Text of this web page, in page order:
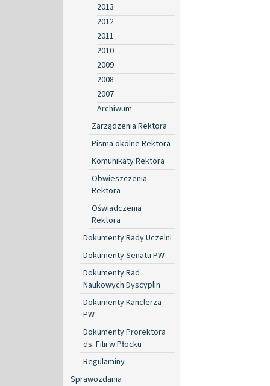
2013
2012
2011
2010
2009
2008
2007
Archiwum
Zarządzenia Rektora
Pisma okólne Rektora
Komunikaty Rektora
Obwieszczenia
Rektora
Oświadczenia
Rektora
Dokumenty Rady Uczelni
Dokumenty Senatu PW
Dokumenty Rad
Naukowych Dyscyplin
Dokumenty Kanclerza
PW
Dokumenty Prorektora
ds. Filii w Płocku
Regulaminy
Sprawozdania